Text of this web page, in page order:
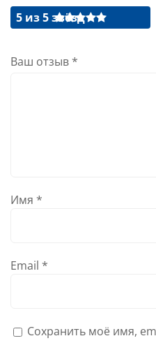
5 из 5 звёзд
Ваш отзыв *
Имя *
Email *
Сохранить моё имя,